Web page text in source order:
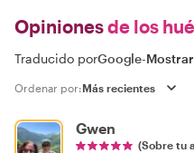
Opinionesde los
Traducido porGoogle-
Ordenar por:
Gwen
(Sobre tu